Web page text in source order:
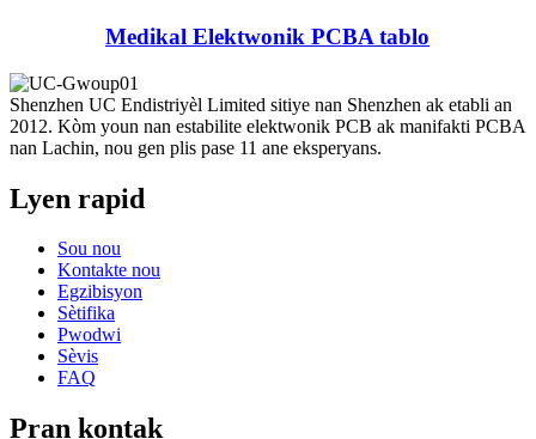
Medikal Elektwonik PCBA tablo
Shenzhen UC Endistriyèl Limited sitiye nan Shenzhen ak etabli an
2012. Kòm youn nan estabilite elektwonik PCB ak manifakti PCBA
nan Lachin, nou gen plis pase 11 ane eksperyans.
Lyen rapid
Sou nou
Kontakte nou
Egzibisyon
Sètifika
Pwodwi
Sèvis
FAQ
Pran kontak